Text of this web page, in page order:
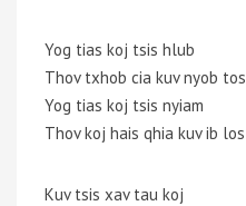
Yog tias koj tsis hlub
Thov txhob cia kuv nyob tos
Yog tias koj tsis nyiam
Thov koj hais qhia kuv ib los
Kuv tsis xav tau koj